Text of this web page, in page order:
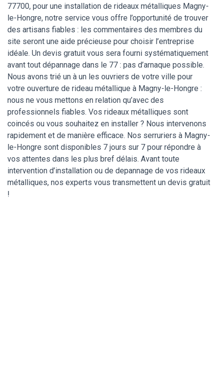
77700, pour une installation de rideaux métalliques Magny-
le-Hongre, notre service vous offre l’opportunité de trouver
des artisans fiables : les commentaires des membres du
site seront une aide précieuse pour choisir l’entreprise
idéale. Un devis gratuit vous sera fourni systématiquement
avant tout dépannage dans le 77 : pas d’arnaque possible.
Nous avons trié un à un les ouvriers de votre ville pour
votre ouverture de rideau métallique à Magny-le-Hongre :
nous ne vous mettons en relation qu’avec des
professionnels fiables. Vos rideaux métalliques sont
coincés ou vous souhaitez en installer ? Nous intervenons
rapidement et de manière efficace. Nos serruriers à Magny-
le-Hongre sont disponibles 7 jours sur 7 pour répondre à
vos attentes dans les plus bref délais. Avant toute
intervention d’installation ou de depannage de vos rideaux
métalliques, nos experts vous transmettent un devis gratuit
!